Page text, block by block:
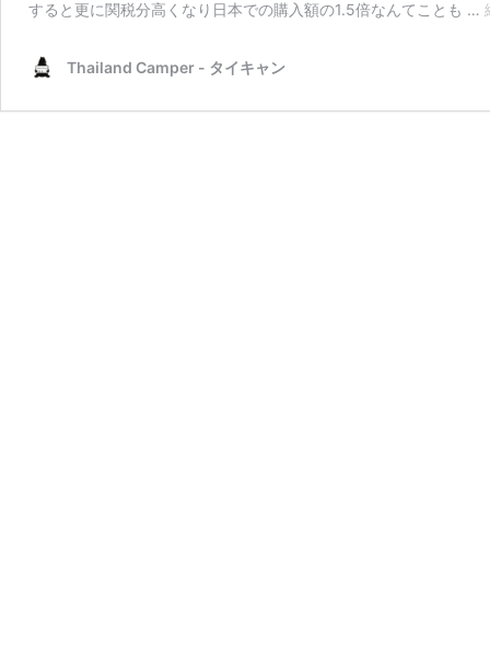
すると更に関税分高くなり日本での購入額の1.5倍なんてことも …
Thailand Camper - タイキャン